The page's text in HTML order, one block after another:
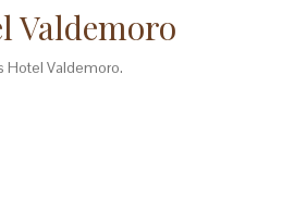
Valdemoro
Hotel Valdemoro.